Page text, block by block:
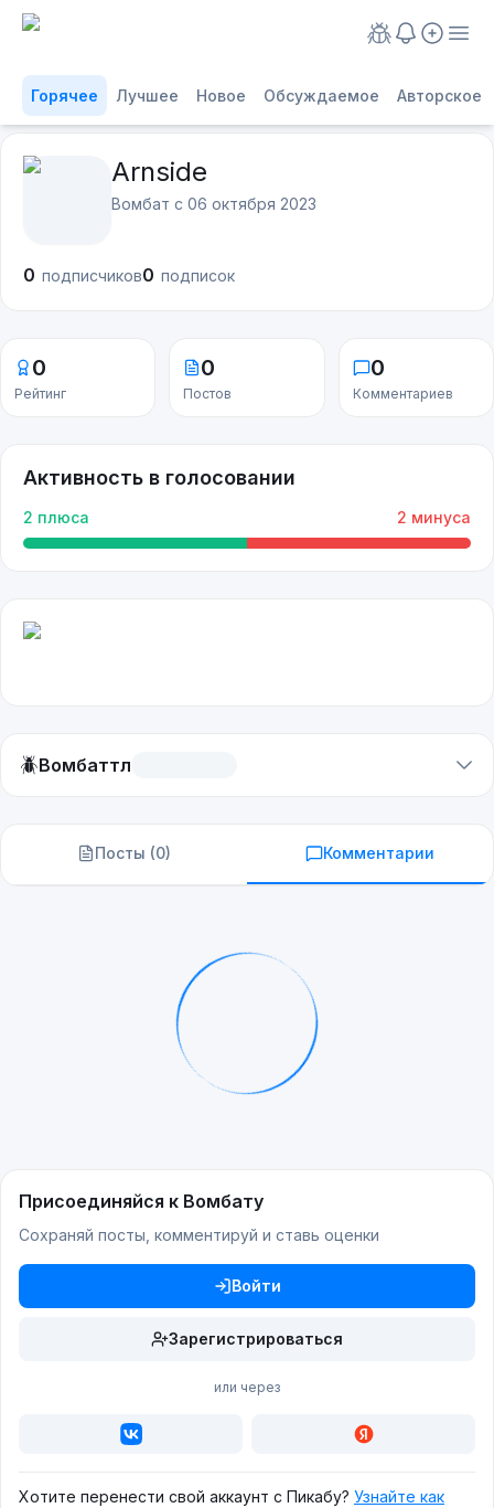
Горячее Лучшее Новое Обсуждаемое Авторское
Arnside
Вомбат с 06 октября 2023
0 подписчиков0 подписок
0
Рейтинг
0
Постов
0
Комментариев
Активность в голосовании
2 плюса 2 минуса
🪲Вомбаттл
Посты (0) Комментарии
Присоединяйся к Вомбату
Сохраняй посты, комментируй и ставь оценки
Войти
Зарегистрироваться
или через
Хотите перенести свой аккаунт с Пикабу? Узнайте как